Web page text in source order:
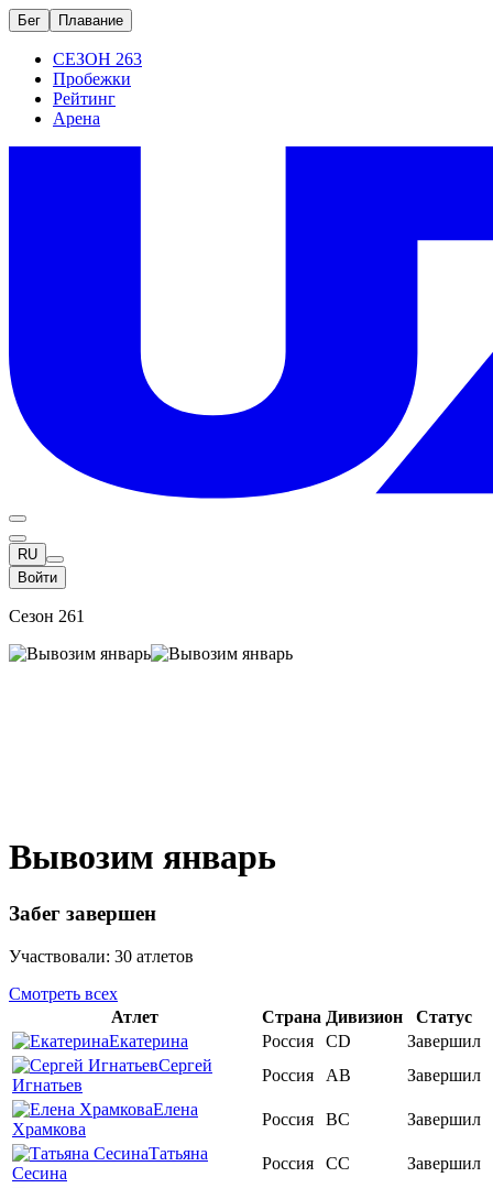
Бег Плавание
СЕЗОН 263
Пробежки
Рейтинг
Арена
RU
Войти
Сезон 261
Вывозим январь
Забег завершен
Участвовали: 30 атлетов
Смотреть всех
Атлет
Страна Дивизион
Статус
Екатерина
Россия CD
Завершил
Сергей
Игнатьев
Россия AB
Завершил
Елена
Храмкова
Россия BC
Завершил
Татьяна
Сесина
Россия CC Завершил